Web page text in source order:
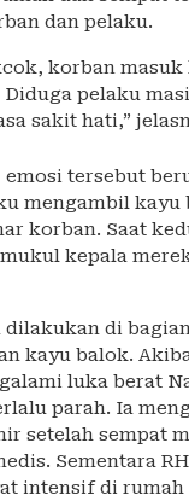
dan pelaku.
korban
pelaku
sakit hati,”
emosi tersebut
mengambil kayu
korban. Saat
kepala
dilakukan di
kayu balok.
luka berat
parah. Ia
setelah sempat
Sementara
intensif di rumah